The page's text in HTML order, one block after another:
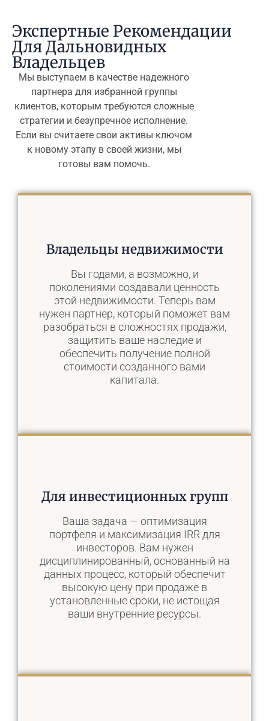
Экспертные Рекомендации
Для Дальновидных
Владельцев
Мы выступаем в качестве надежного
партнера для избранной группы
клиентов, которым требуются сложные
стратегии и безупречное исполнение.
Если вы считаете свои активы ключом
к новому этапу в своей жизни, мы
готовы вам помочь.
Владельцы недвижимости
Вы годами, а возможно, и
поколениями создавали ценность
этой недвижимости. Теперь вам
нужен партнер, который поможет вам
разобраться в сложностях продажи,
защитить ваше наследие и
обеспечить получение полной
стоимости созданного вами
капитала.
Мы предоставляем
конфиденциальные консультации.
Мы занимаемся всем процессом — от
тщательного финансового анализа
до дискретного маркетинга — чтобы
обеспечить ваше финансовое
будущее и сохранить ваше наследие.
Для инвестиционных групп
Ваша задача — оптимизация
портфеля и максимизация IRR для
инвесторов. Вам нужен
дисциплинированный, основанный на
данных процесс, который обеспечит
высокую цену при продаже в
установленные сроки, не истощая
ваши внутренние ресурсы.